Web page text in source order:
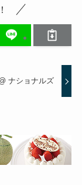
ナショナルズ